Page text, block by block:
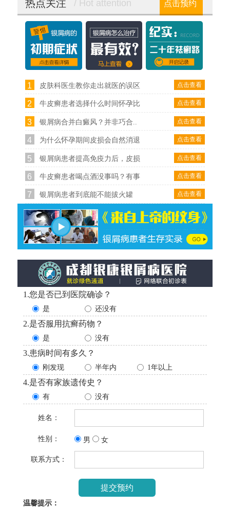
热点关注 / Hot attention 点击预约
1 点击查看
皮肤科医生教你走出就医的误区
2 点击查看
牛皮癣患者选择什么时间怀孕比
3 点击查看
银屑病合并白癜风？并非巧合..
4 点击查看
为什么怀孕期间皮损会自然消退
5 点击查看
银屑病患者提高免疫力后，皮损
6 点击查看
牛皮癣患者喝点酒没事吗？有事
7 点击查看
银屑病患者到底能不能拔火罐
1.您是否已到医院确诊？
是 还没有
2.是否服用抗癣药物？
是 没有
3.患病时间有多久？
刚发现 半年内 1年以上
4.是否有家族遗传史？
有 没有
姓名：
性别： 男 女
联系方式：
温馨提示：